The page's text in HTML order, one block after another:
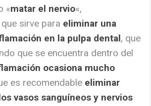
«matar el nervio«,
sirve para eliminar una
en la pulpa dental, que
que se encuentra dentro del
ocasiona mucho
es recomendable eliminar
vasos sanguíneos y nervios